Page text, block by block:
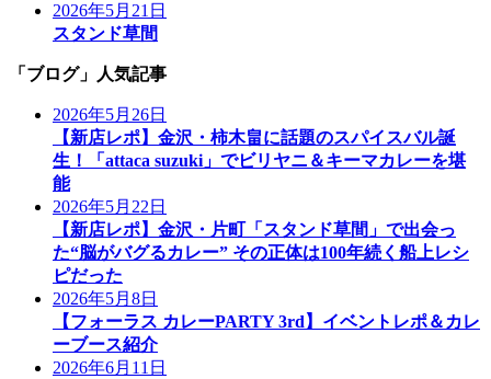
2026年5月21日
スタンド草間
「ブログ」人気記事
2026年5月26日
【新店レポ】金沢・柿木畠に話題のスパイスバル誕
生！「attaca suzuki」でビリヤニ＆キーマカレーを堪
能
2026年5月22日
【新店レポ】金沢・片町「スタンド草間」で出会っ
た“脳がバグるカレー” その正体は100年続く船上レシ
ピだった
2026年5月8日
【フォーラス カレーPARTY 3rd】イベントレポ＆カレ
ーブース紹介
2026年6月11日